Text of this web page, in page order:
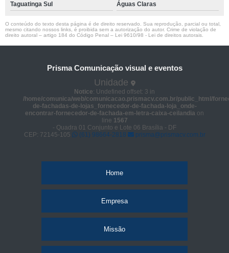
Taguatinga Sul Águas Claras
O conteúdo do texto desta página é de direito reservado. Sua reprodução, parcial ou total,
mesmo citando nossos links, é proibida sem a autorização do autor. Crime de violação de
direito autoral – artigo 184 do Código Penal – Lei 9610/98 - Lei de direitos autorais
Prisma Comunicação visual e eventos
Unidade
Notice: Undefined offset: 3 in
/home/comunica/web/comunicacao.prismacv.com.br/public_html/
de-fachadas-de-lojas_fornecedor-de-fachada-loja_onde-
encontrar-fornecedor-de-fachada-em-letra-caixa-ceilandia on
line 1567
- Quadra 01 Conjunto e Lote 06 Brasília - DF
CEP: 72145-105
(61) 98664-2818 prisma@prismacv.com.br
Home
Empresa
Missão